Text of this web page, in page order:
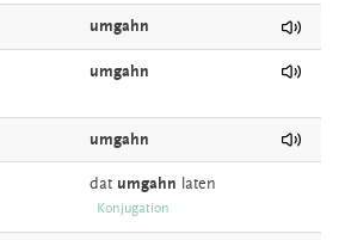
umgahn
umgahn
umgahn
dat umgahn laten
Konjugation